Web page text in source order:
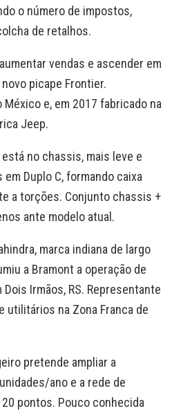
o número de impostos,
de retalhos.
vendas e ascender em
picape Frontier.
e, em 2017 fabricado na
Jeep.
no chassis, mais leve e
Duplo C, formando caixa
a torções. Conjunto chassis +
ante modelo atual.
marca indiana de largo
a Bramont a operação de
Irmãos, RS. Representante
utilitários na Zona Franca de
pretende ampliar a
ano e a rede de
pontos. Pouco conhecida